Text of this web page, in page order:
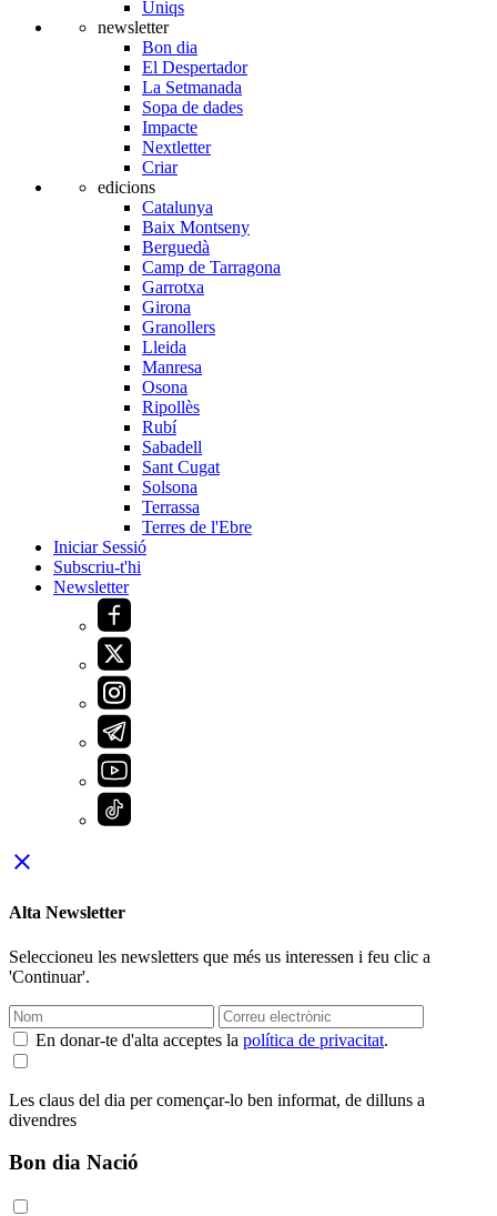
Úniqs
newsletter
Bon dia
El Despertador
La Setmanada
Sopa de dades
Impacte
Nextletter
Criar
edicions
Catalunya
Baix Montseny
Berguedà
Camp de Tarragona
Garrotxa
Girona
Granollers
Lleida
Manresa
Osona
Ripollès
Rubí
Sabadell
Sant Cugat
Solsona
Terrassa
Terres de l'Ebre
Iniciar Sessió
Subscriu-t'hi
Newsletter
close
Alta Newsletter
Seleccioneu les newsletters que més us interessen i feu clic a
'Continuar'.
En donar-te d'alta acceptes la política de privacitat.
Les claus del dia per començar-lo ben informat, de dilluns a
divendres
Bon dia Nació